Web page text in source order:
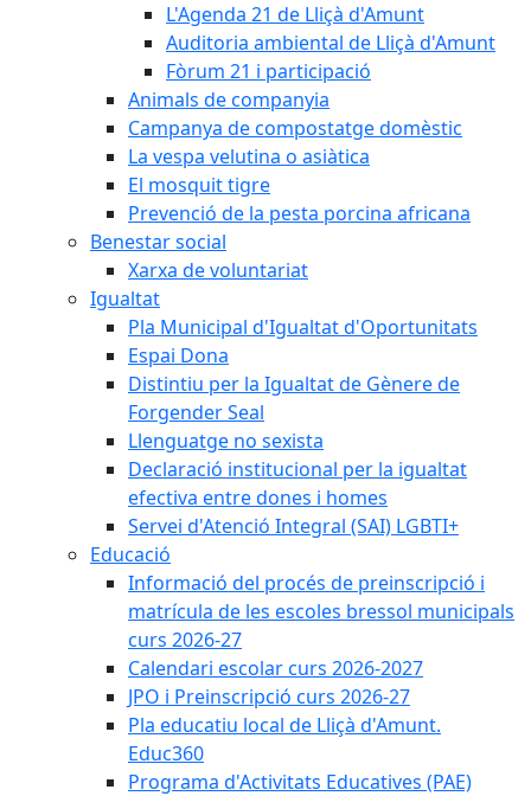
L'Agenda 21 de Lliçà d'Amunt
Auditoria ambiental de Lliçà d'Amunt
Fòrum 21 i participació
Animals de companyia
Campanya de compostatge domèstic
La vespa velutina o asiàtica
El mosquit tigre
Prevenció de la pesta porcina africana
Benestar social
Xarxa de voluntariat
Igualtat
Pla Municipal d'Igualtat d'Oportunitats
Espai Dona
Distintiu per la Igualtat de Gènere de
Forgender Seal
Llenguatge no sexista
Declaració institucional per la igualtat
efectiva entre dones i homes
Servei d'Atenció Integral (SAI) LGBTI+
Educació
Informació del procés de preinscripció i
matrícula de les escoles bressol municipals
curs 2026-27
Calendari escolar curs 2026-2027
JPO i Preinscripció curs 2026-27
Pla educatiu local de Lliçà d'Amunt.
Educ360
Programa d'Activitats Educatives (PAE)